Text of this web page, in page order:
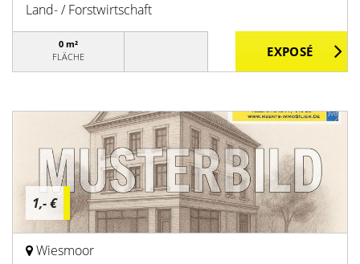
Land- / Forstwirtschaft
0 m²
FLÄCHE
1,- €
Wiesmoor